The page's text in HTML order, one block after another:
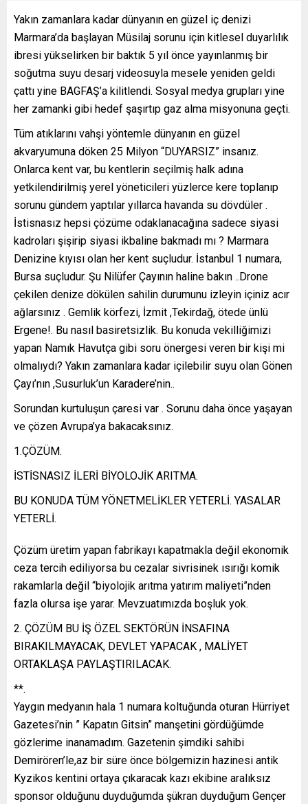
Yakın zamanlara kadar dünyanın en güzel iç denizi
Marmara’da başlayan Müsilaj sorunu için kitlesel duyarlılık
ibresi yükselirken bir baktık 5 yıl önce yayınlanmış bir
soğutma suyu desarj videosuyla mesele yeniden geldi
çattı yine BAGFAŞ’a kilitlendi. Sosyal medya grupları yine
her zamanki gibi hedef şaşırtıp gaz alma misyonuna geçti.
Tüm atıklarını vahşi yöntemle dünyanın en güzel
akvaryumuna döken 25 Milyon “DUYARSIZ” insanız.
Onlarca kent var, bu kentlerin seçilmiş halk adına
yetkilendirilmiş yerel yöneticileri yüzlerce kere toplanıp
sorunu gündem yaptılar yıllarca havanda su dövdüler .
İstisnasız hepsi çözüme odaklanacağına sadece siyasi
kadroları şişirip siyasi ikbaline bakmadı mı ? Marmara
Denizine kıyısı olan her kent suçludur. İstanbul 1 numara,
Bursa suçludur. Şu Nilüfer Çayının haline bakın ..Drone
çekilen denize dökülen sahilin durumunu izleyin içiniz acır
ağlarsınız . Gemlik körfezi, İzmit ,Tekirdağ, ötede ünlü
Ergene!. Bu nasıl basiretsizlik. Bu konuda vekilliğimizi
yapan Namık Havutça gibi soru önergesi veren bir kişi mi
olmalıydı? Yakın zamanlara kadar içilebilir suyu olan Gönen
Çayı’nın ,Susurluk’un Karadere’nin..
Sorundan kurtuluşun çaresi var . Sorunu daha önce yaşayan
ve çözen Avrupa’ya bakacaksınız.
1.ÇÖZÜM.
İSTİSNASIZ İLERİ BİYOLOJİK ARITMA.
BU KONUDA TÜM YÖNETMELİKLER YETERLİ. YASALAR
YETERLİ.
Çözüm üretim yapan fabrikayı kapatmakla değil ekonomik
ceza tercih ediliyorsa bu cezalar sivrisinek ısırığı komik
rakamlarla değil “biyolojik arıtma yatırım maliyeti”nden
fazla olursa işe yarar. Mevzuatımızda boşluk yok.
ÇÖZÜM BU İŞ ÖZEL SEKTÖRÜN İNSAFINA
BIRAKILMAYACAK, DEVLET YAPACAK , MALİYET
ORTAKLAŞA PAYLAŞTIRILACAK.
**.
Yaygın medyanın hala 1 numara koltuğunda oturan Hürriyet
Gazetesi’nin ” Kapatın Gitsin” manşetini gördüğümde
gözlerime inanamadım. Gazetenin şimdiki sahibi
Demirören’le,az bir süre önce bölgemizin hazinesi antik
Kyzikos kentini ortaya çıkaracak kazı ekibine aralıksız
sponsor olduğunu duyduğumda şükran duyduğum Gençer